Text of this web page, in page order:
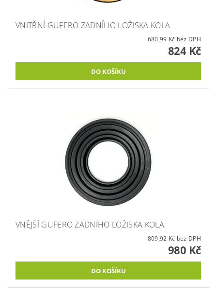
VNITŘNÍ GUFERO ZADNÍHO LOŽISKA KOLA
680,99 Kč bez DPH
824 Kč
VNĚJŠÍ GUFERO ZADNÍHO LOŽISKA KOLA
809,92 Kč bez DPH
980 Kč